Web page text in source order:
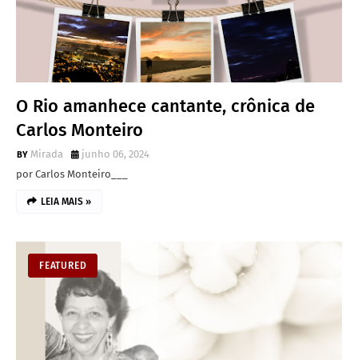
O Rio amanhece cantante, crônica de
Carlos Monteiro
Mirada
junho 06, 2024
por Carlos Monteiro___
LEIA MAIS »
FEATURED